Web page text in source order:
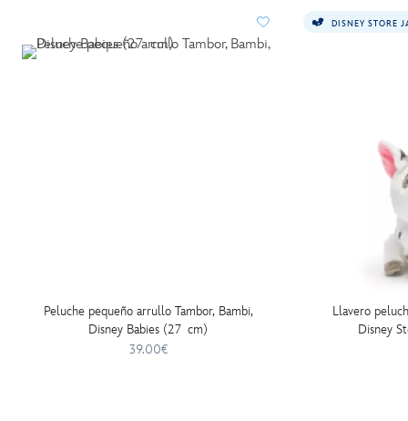
Peluche pequeño arrullo Tambor, Bambi,
Disney Babies (27 cm)
39.00€
DISNEY STORE
Llavero
Disney